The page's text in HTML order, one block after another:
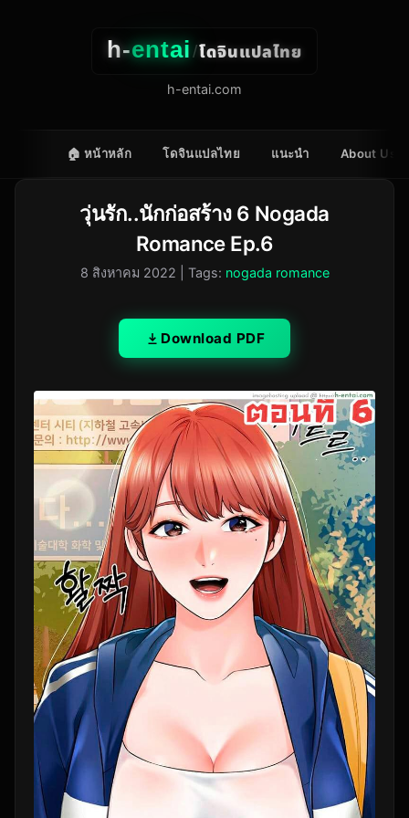
h-entai/โดจินแปลไทย
h-entai.com
🏠 หน้าหลัก โดจินแปลไทย แนะนำ About Us
วุ่นรัก..นักก่อสร้าง 6 Nogada
Romance Ep.6
8 สิงหาคม 2022 | Tags: nogada romance
Download PDF